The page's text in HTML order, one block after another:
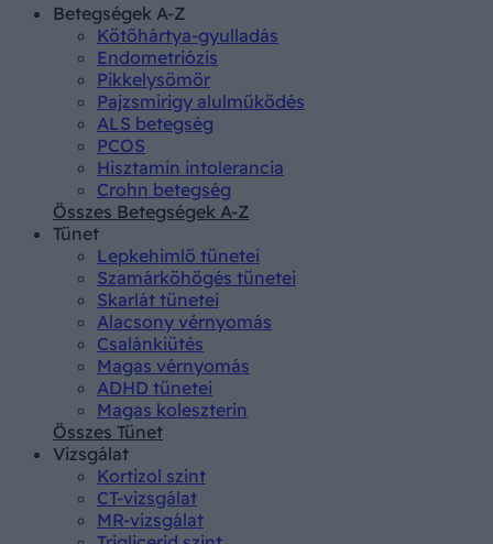
Betegségek A-Z
Kötőhártya-gyulladás
Endometriózis
Pikkelysömör
Pajzsmirigy alulműködés
ALS betegség
PCOS
Hisztamin intolerancia
Crohn betegség
Összes Betegségek A-Z
Tünet
Lepkehimlő tünetei
Szamárköhögés tünetei
Skarlát tünetei
Alacsony vérnyomás
Csalánkiütés
Magas vérnyomás
ADHD tünetei
Magas koleszterin
Összes Tünet
Vizsgálat
Kortizol szint
CT-vizsgálat
MR-vizsgálat